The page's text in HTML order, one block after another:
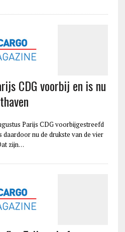
CDG voorbij en is nu
Parijs CDG voorbijgestreefd
daardoor nu de drukste van de vier
zijn…